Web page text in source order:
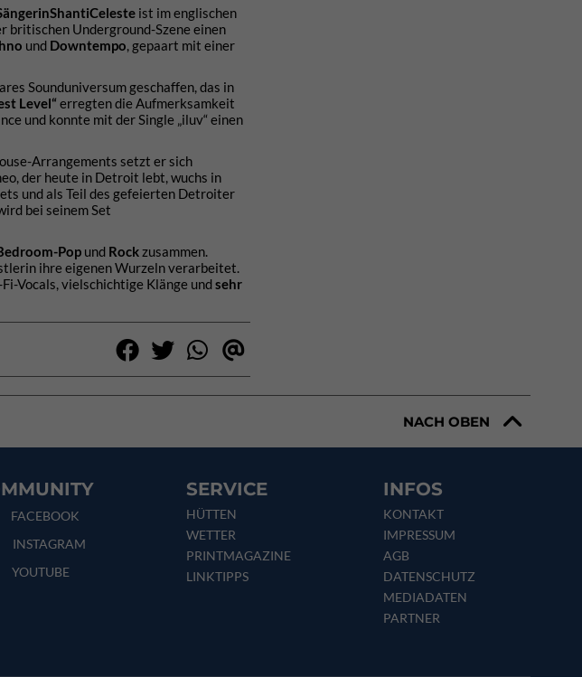
ShantiCeleste ist im englischen
britischen Underground-Szene einen
und Downtempo, gepaart mit einer
Sounduniversum geschaffen, das in
Level“ erregten die Aufmerksamkeit
und konnte mit der Single „iluv“ einen
Arrangements setzt er sich
der heute in Detroit lebt, wuchs in
und als Teil des gefeierten Detroiter
bei seinem Set
Pop und Rockzusammen.
ihre eigenen Wurzeln verarbeitet.
Vocals, vielschichtige Klänge undsehr
NACH OBEN
FACEBOOK
INSTAGRAM
YOUTUBE
SERVICE
HÜTTEN
WETTER
PRINTMAGAZINE
LINKTIPPS
INFOS
KONTAKT
IMPRESSUM
AGB
DATENSCHUTZ
MEDIADATEN
PARTNER